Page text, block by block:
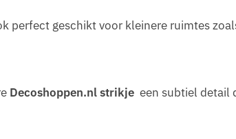
perfect geschikt voor kleinere ruimtes
Decoshoppen.nl strikje een subtiel detail